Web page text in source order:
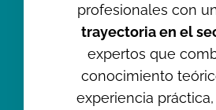
profesionales con
trayectoria en el
expertos que
conocimiento
experiencia